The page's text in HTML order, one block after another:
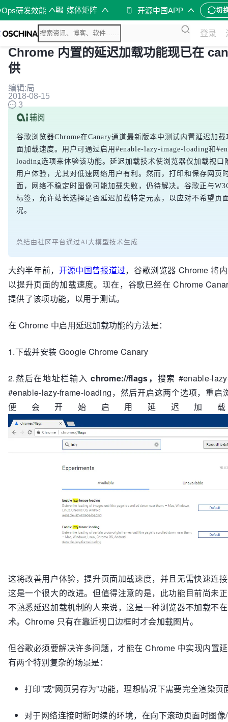
研发效能 媒体矩阵 开源中国APP 切
登录
Chrome 内置的延迟加载功能现已在
供​​​​​​​
编辑:局
2018-08-15
3
谷歌浏览器Chrome在Canary通道最新版本中测试内置延迟加
面加载速度。用户可通过启用#enable-lazy-image-loading和
loading选项来体验该功能。延迟加载技术使浏览器仅加载视口
用户体验，尤其对低速网络用户有利。然而，打印和保存网页
面，网络不稳定时图像可能加载失败，仍待解决。谷歌正与
标签，允许站长选择是否延迟加载特定元素，以应对不希望页
况。
总结由社区平台通过AI大模型技术生成
大约半年前， 开源中国曾报道过，谷歌浏览器 Chrome 将
以提升页面的加载速度。现在，谷歌已经在 Chrome
提供了该项功能，以用于测试。
在 Chrome 中启用延迟加载功能的方法是：
1.下载并安装 Google Chrome Canary
2.然后在地址栏输入chrome://flags， 搜索 #enable-
#enable-lazy-frame-loading，然后开启这两个选项，重启
便会开始启用延迟加
这将改善用户体验，提升页面加载速度，并且无需快速连
这是一个很大的改进。但值得注意的是，此功能目前尚未
不熟悉延迟加载机制的人来说，这是一种浏览器不加载不
术。Chrome 只有在靠近视口边框时才会加载图片。
但谷歌必须要解决许多问题，才能在 Chrome 中实现内置
有两个特别复杂的场景是：
打印”或“网页另存为”功能，理想情况下需要完全渲染
对于网络连接时断时续的环境，在向下滚动页面时图